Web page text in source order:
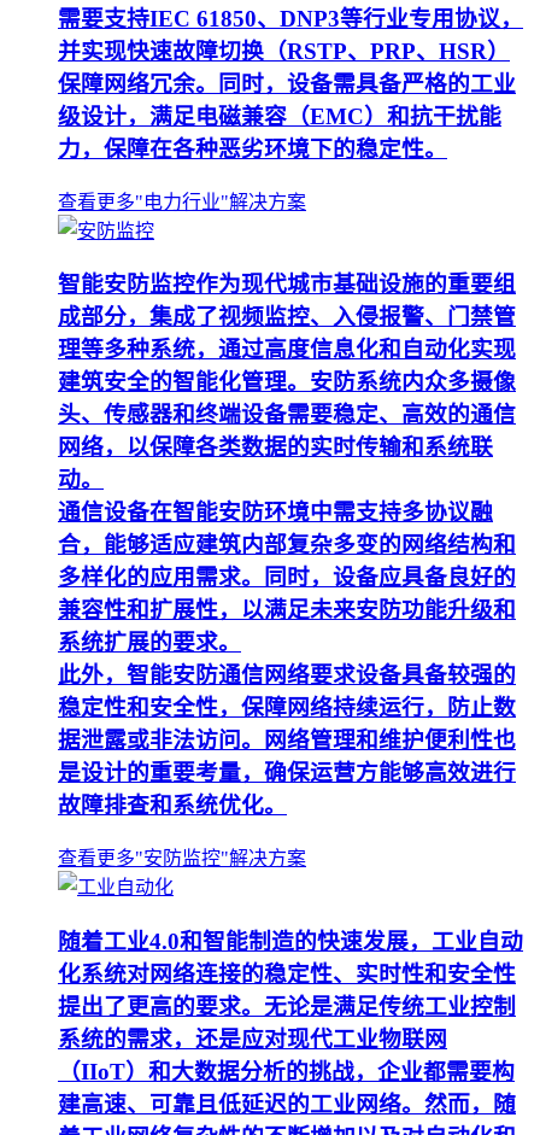
需要支持IEC 61850、DNP3等行业专用协议，
并实现快速故障切换（RSTP、PRP、HSR）
保障网络冗余。同时，设备需具备严格的工业
级设计，满足电磁兼容（EMC）和抗干扰能
力，保障在各种恶劣环境下的稳定性。
查看更多"电力行业"解决方案
智能安防监控作为现代城市基础设施的重要组
成部分，集成了视频监控、入侵报警、门禁管
理等多种系统，通过高度信息化和自动化实现
建筑安全的智能化管理。安防系统内众多摄像
头、传感器和终端设备需要稳定、高效的通信
网络，以保障各类数据的实时传输和系统联
动。
通信设备在智能安防环境中需支持多协议融
合，能够适应建筑内部复杂多变的网络结构和
多样化的应用需求。同时，设备应具备良好的
兼容性和扩展性，以满足未来安防功能升级和
系统扩展的要求。
此外，智能安防通信网络要求设备具备较强的
稳定性和安全性，保障网络持续运行，防止数
据泄露或非法访问。网络管理和维护便利性也
是设计的重要考量，确保运营方能够高效进行
故障排查和系统优化。
查看更多"安防监控"解决方案
随着工业4.0和智能制造的快速发展，工业自动
化系统对网络连接的稳定性、实时性和安全性
提出了更高的要求。无论是满足传统工业控制
系统的需求，还是应对现代工业物联网
（IIoT）和大数据分析的挑战，企业都需要构
建高速、可靠且低延迟的工业网络。然而，随